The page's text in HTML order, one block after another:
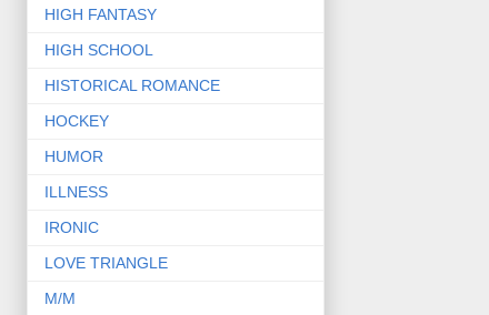
HIGH FANTASY
HIGH SCHOOL
HISTORICAL ROMANCE
HOCKEY
HUMOR
ILLNESS
IRONIC
LOVE TRIANGLE
M/M